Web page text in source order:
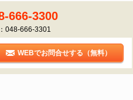
666-3300
048-666-3301
WEBでお問合せする（無料）